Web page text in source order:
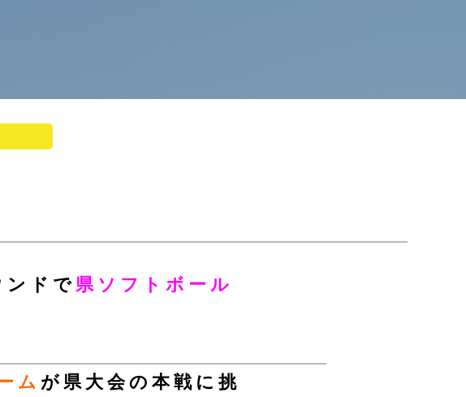
ンドで県ソフトボール
ム が県大会の本戦に挑